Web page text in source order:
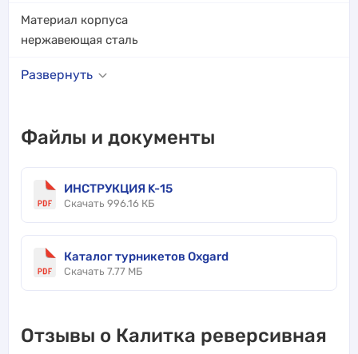
Материал корпуса
нержавеющая сталь
Развернуть
Файлы и документы
ИНСТРУКЦИЯ K-15
Скачать 996.16 КБ
Каталог турникетов Oxgard
Скачать 7.77 МБ
Отзывы о Калитка реверсивная